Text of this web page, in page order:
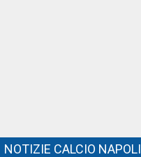
NOTIZIE CALCIO NAPOLI